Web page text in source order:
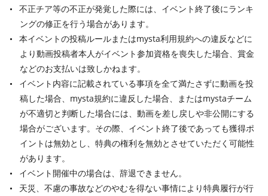
不正チア等の不正が発覚した際には、イベント終了後にランキ
ングの修正を行う場合があります。
本イベントの投稿ルールまたはmysta利用規約への違反などに
より動画投稿者本人がイベント参加資格を喪失した場合、賞金
などのお支払いは致しかねます。
イベント内容に記載されている事項を全て満たさずに動画を投
稿した場合、mysta規約に違反した場合、またはmystaチーム
が不適切と判断した場合には、動画を差し戻しや非公開にする
場合がございます。その際、イベント終了後であっても獲得ポ
イントは無効とし、特典の権利を無効とさせていただく可能性
があります。
イベント開催中の場合は、辞退できません。
天災、不慮の事故などのやむを得ない事情により特典履行が行